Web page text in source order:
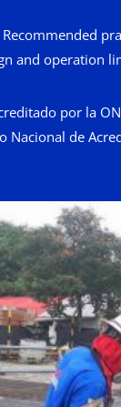
Recommended
and operation
por la
Nacional de